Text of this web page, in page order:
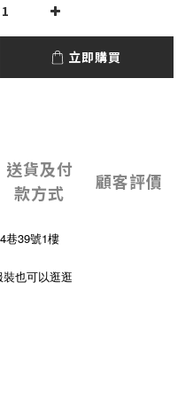
立即購買
送貨及付
款方式
顧客評價
巷39號1樓
也可以逛逛